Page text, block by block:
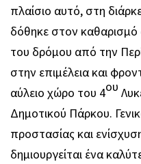
πλαίσιο αυτό, στη
δόθηκε στον
του δρόμου από την
στην επιμέλεια και
αύλειο χώρο του 4ου
Δημοτικού Πάρκου.
προστασίας και
δημιουργείται ένα